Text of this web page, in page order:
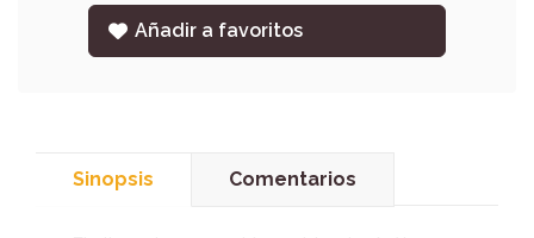
Añadir a favoritos
Sinopsis Comentarios